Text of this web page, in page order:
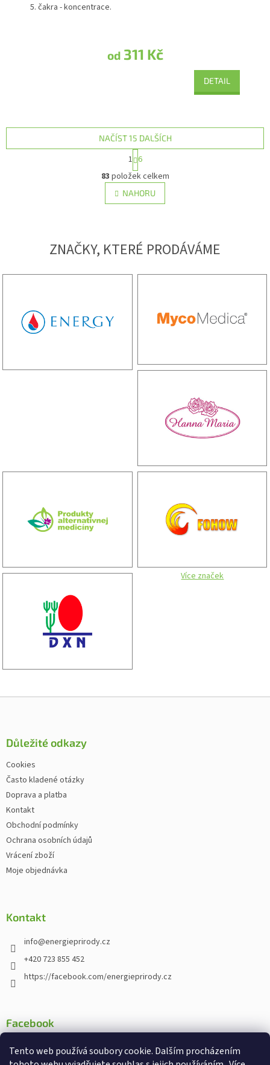
Tento web používá soubory cookie. Dalším procházením
od311 Kč
DETAIL
5. čakra - koncentrace.
Ovládací prvky výpisu
NAČÍST 15 DALŠÍCH
Stránkování
1 6
83 položek celkem
NAHORU
ZNAČKY, KTERÉ PRODÁVÁME
Více značek
Zápatí
Důležité odkazy
Cookies
Často kladené otázky
Doprava a platba
Kontakt
Obchodní podmínky
Ochrana osobních údajů
Vrácení zboží
Moje objednávka
Kontakt
info@energieprirody.cz
+420 723 855 452
https://facebook.com/energieprirody.cz
Facebook